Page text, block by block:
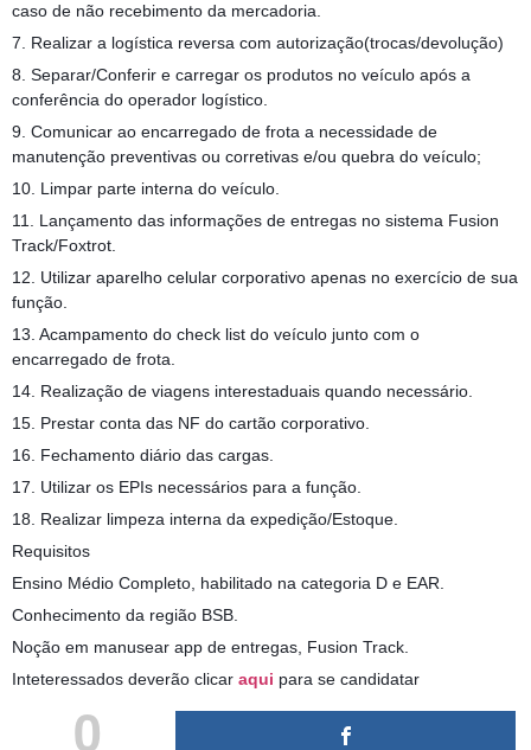
caso de não recebimento da mercadoria.
7. Realizar a logística reversa com autorização(trocas/devolução)
8. Separar/Conferir e carregar os produtos no veículo após a
conferência do operador logístico.
9. Comunicar ao encarregado de frota a necessidade de
manutenção preventivas ou corretivas e/ou quebra do veículo;
10. Limpar parte interna do veículo.
11. Lançamento das informações de entregas no sistema Fusion
Track/Foxtrot.
12. Utilizar aparelho celular corporativo apenas no exercício de sua
função.
13. Acampamento do check list do veículo junto com o
encarregado de frota.
14. Realização de viagens interestaduais quando necessário.
15. Prestar conta das NF do cartão corporativo.
16. Fechamento diário das cargas.
17. Utilizar os EPIs necessários para a função.
18. Realizar limpeza interna da expedição/Estoque.
Requisitos
Ensino Médio Completo, habilitado na categoria D e EAR.
Conhecimento da região BSB.
Noção em manusear app de entregas, Fusion Track.
Inteteressados deverão clicar aqui para se candidatar
0